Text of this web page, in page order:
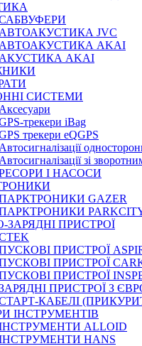
JVC
AKAI
AKAI
СИСТЕМИ
трекери iBag
трекери eQGPS
зі
І НАСОСИ
GAZER
ЗАРЯДНІ ПРИСТРОЇ
ПРИСТРОЇ
ПРИСТРОЇ
ПРИСТРОЇ
ПРИСТРОЇ З
КАБЕЛІ
ІНСТРУМЕНТІВ
ALLOID
HANS